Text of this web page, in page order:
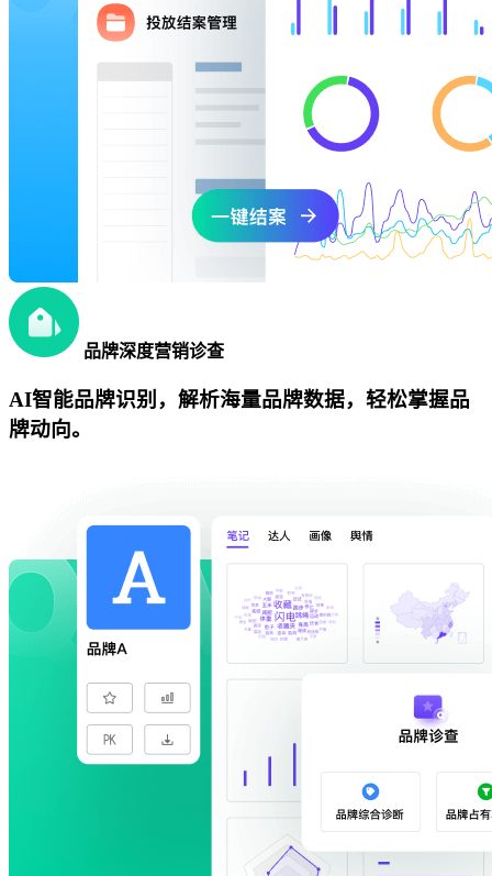
品牌深度营销诊查
AI智能品牌识别，解析海量品牌数据，轻松掌握品
牌动向。